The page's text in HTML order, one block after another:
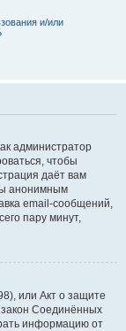
и/или
администратор
чтобы
даёт вам
анонимным
email-сообщений,
пару минут,
или Акт о защите
закон Соединённых
информацию от